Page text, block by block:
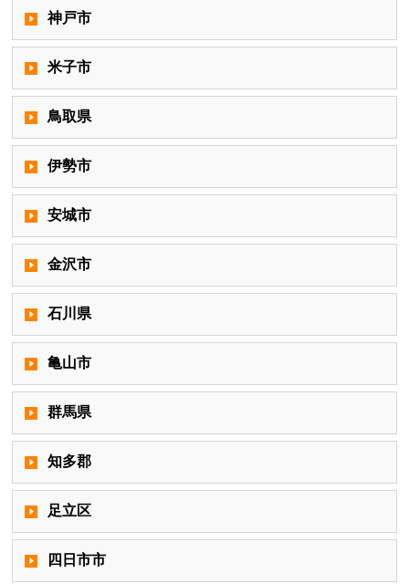
神戸市
米子市
鳥取県
伊勢市
安城市
金沢市
石川県
亀山市
群馬県
知多郡
足立区
四日市市